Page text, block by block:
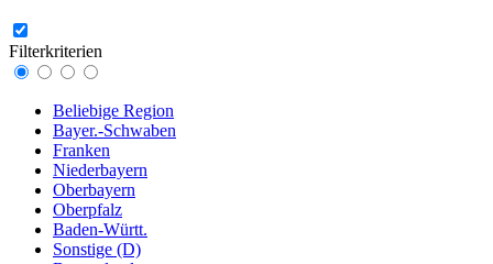
Filterkriterien
Beliebige Region
Bayer.-Schwaben
Franken
Niederbayern
Oberbayern
Oberpfalz
Baden-Württ.
Sonstige (D)